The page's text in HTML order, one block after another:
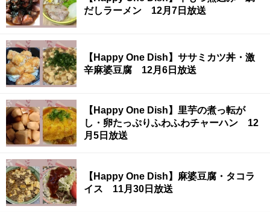
だしラーメン 12月7日放送
【Happy One Dish】ササミカツ丼・激
辛麻婆豆腐 12月6日放送
【Happy One Dish】里芋の煮っ転が
し・卵たっぷりふわふわチャーハン 12
月5日放送
【Happy One Dish】麻婆豆腐・タコラ
イス 11月30日放送